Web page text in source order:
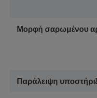
Μορφή σαρωμένου
Παράλειψη